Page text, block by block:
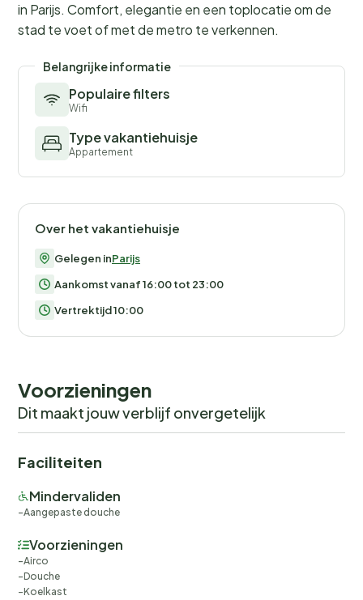
in Parijs. Comfort, elegantie en een toplocatie om de
stad te voet of met de metro te verkennen.
Belangrijke informatie
Populaire filters
Wifi
Type vakantiehuisje
Appartement
Over het vakantiehuisje
Gelegen inParijs
Aankomst vanaf 16:00 tot 23:00
Vertrektijd 10:00
Voorzieningen
Dit maakt jouw verblijf onvergetelijk
Faciliteiten
Mindervaliden
Aangepaste douche
Voorzieningen
Airco
Douche
Koelkast